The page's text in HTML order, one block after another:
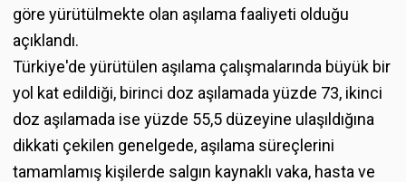
göre yürütülmekte olan aşılama faaliyeti olduğu
açıklandı.
Türkiye'de yürütülen aşılama çalışmalarında büyük bir
yol kat edildiği, birinci doz aşılamada yüzde 73, ikinci
doz aşılamada ise yüzde 55,5 düzeyine ulaşıldığına
dikkati çekilen genelgede, aşılama süreçlerini
tamamlamış kişilerde salgın kaynaklı vaka, hasta ve